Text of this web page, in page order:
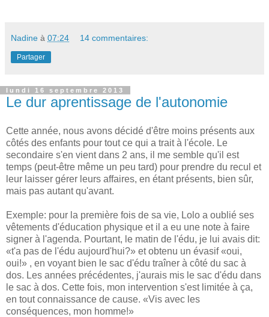
Nadine à 07:24 14 commentaires:
Partager
lundi 16 septembre 2013
Le dur aprentissage de l'autonomie
Cette année, nous avons décidé d'être moins présents aux
côtés des enfants pour tout ce qui a trait à l'école. Le
secondaire s'en vient dans 2 ans, il me semble qu'il est
temps (peut-être même un peu tard) pour prendre du recul et
leur laisser gérer leurs affaires, en étant présents, bien sûr,
mais pas autant qu'avant.
Exemple: pour la première fois de sa vie, Lolo a oublié ses
vêtements d'éducation physique et il a eu une note à faire
signer à l'agenda. Pourtant, le matin de l'édu, je lui avais dit:
«t'a pas de l'édu aujourd'hui?» et obtenu un évasif «oui,
oui!» , en voyant bien le sac d'édu traîner à côté du sac à
dos. Les années précédentes, j'aurais mis le sac d'édu dans
le sac à dos. Cette fois, mon intervention s'est limitée à ça,
en tout connaissance de cause. «Vis avec les
conséquences, mon homme!»